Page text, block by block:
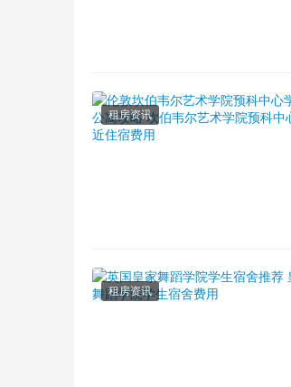
租房资讯
租房资讯